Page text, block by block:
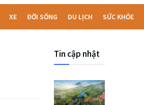
XE ĐỜI SỐNG DU LỊCH SỨC KHỎE
Tin cập nhật